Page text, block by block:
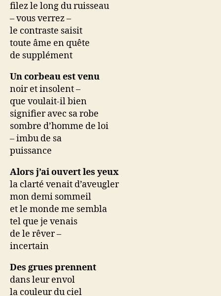
filez le long du ruisseau
– vous verrez –
le contraste saisit
toute âme en quête
de supplément
Un corbeau est venu
noir et insolent –
que voulait-il bien
signifier avec sa robe
sombre d’homme de loi
– imbu de sa
puissance
Alors j’ai ouvert les yeux
la clarté venait d’aveugler
mon demi sommeil
et le monde me sembla
tel que je venais
de le rêver –
incertain
Des grues prennent
dans leur envol
la couleur du ciel